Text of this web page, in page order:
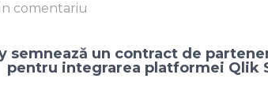
comentariu
semnează un contract de
pentru integrarea platformei Qlik